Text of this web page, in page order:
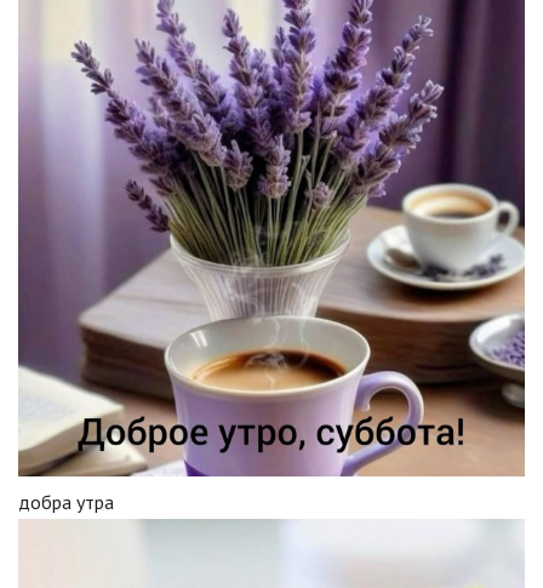
добра утра